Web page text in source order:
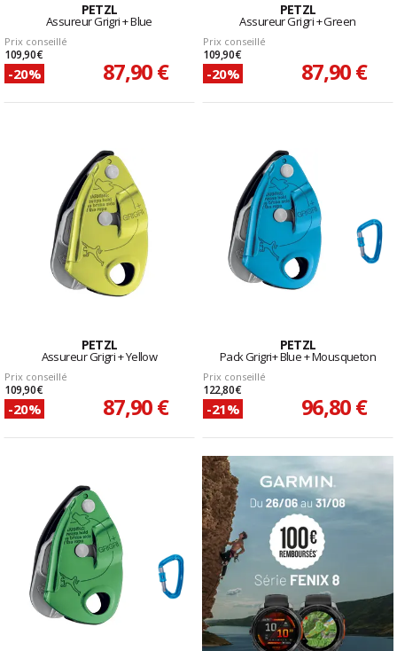
PETZL
Assureur Grigri + Blue
Prix conseillé
109,90 €
-20% 87,90 €
PETZL
Assureur Grigri + Green
Prix conseillé
109,90 €
-20% 87,90 €
PETZL
Assureur Grigri + Yellow
Prix conseillé
109,90 €
-20% 87,90 €
PETZL
Pack Grigri+ Blue + Mousqueton
Prix conseillé
122,80 €
-21% 96,80 €